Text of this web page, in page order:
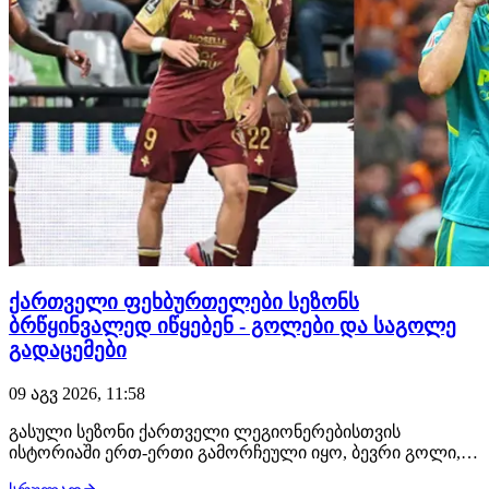
ქართველი ფეხბურთელები სეზონს
ბრწყინვალედ იწყებენ - გოლები და საგოლე
გადაცემები
09 აგვ 2026, 11:58
გასული სეზონი ქართველი ლეგიონერებისთვის
ისტორიაში ერთ-ერთი გამორჩეული იყო, ბევრი გოლი,